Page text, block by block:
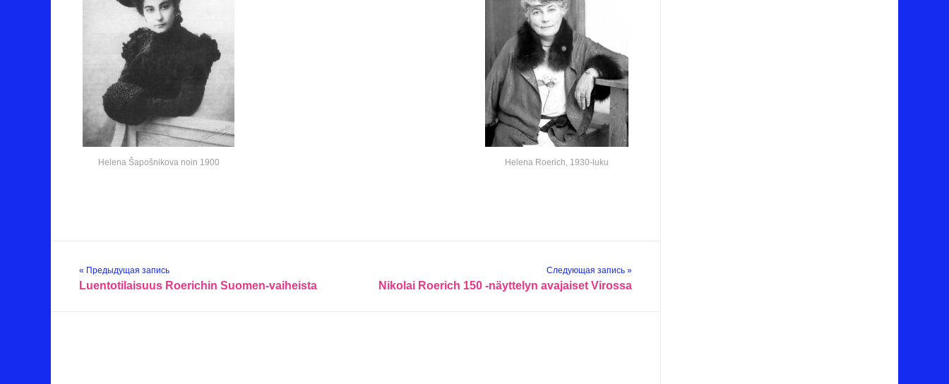
Helena Roerich, 1930-luku
Helena Šapošnikova noin 1900
« Предыдущая запись
Luentotilaisuus Roerichin Suomen-vaiheista
Следующая запись »
Nikolai Roerich 150 -näyttelyn avajaiset Virossa